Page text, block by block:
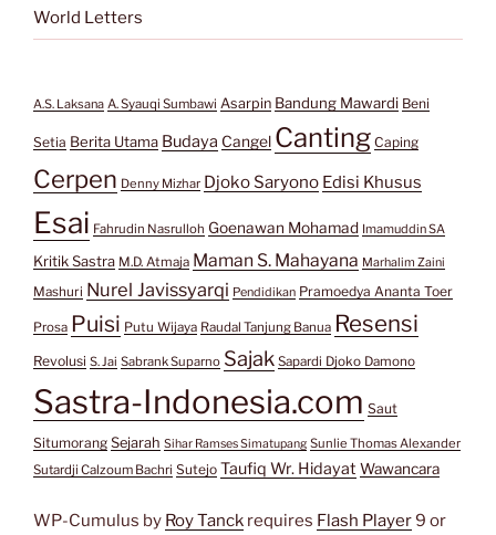
World Letters
A.S. Laksana A. Syauqi Sumbawi Asarpin Bandung Mawardi Beni
Setia Berita Utama Budaya Cangel Canting Caping
Cerpen Denny Mizhar Djoko Saryono Edisi Khusus
Esai Fahrudin Nasrulloh Goenawan Mohamad Imamuddin SA
Kritik Sastra M.D. Atmaja Maman S. Mahayana Marhalim Zaini
Mashuri Nurel Javissyarqi Pendidikan Pramoedya Ananta Toer
Prosa Puisi Putu Wijaya Raudal Tanjung Banua Resensi
Revolusi S. Jai Sabrank Suparno Sajak Sapardi Djoko Damono
Sastra-Indonesia.com Saut
Situmorang Sejarah Sihar Ramses Simatupang Sunlie Thomas Alexander
Sutardji Calzoum Bachri Sutejo Taufiq Wr. Hidayat Wawancara
WP-Cumulus by Roy Tanck requires Flash Player9 or